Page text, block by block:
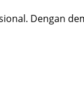
Dengan